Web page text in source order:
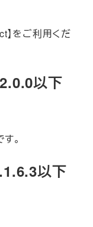
】をご利用くだ
以下
。
以下